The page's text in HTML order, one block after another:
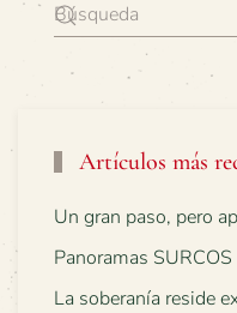
Artículos más
Un gran paso, pero
Panoramas
La soberanía reside